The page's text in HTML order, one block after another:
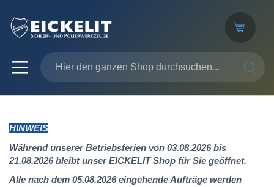
SUCHE
HINWEIS
Während unserer Betriebsferien von 03.08.2026 bis
21.08.2026 bleibt unser EICKELIT Shop für Sie geöffnet.
Alle nach dem 05.08.2026 eingehende Aufträge werden